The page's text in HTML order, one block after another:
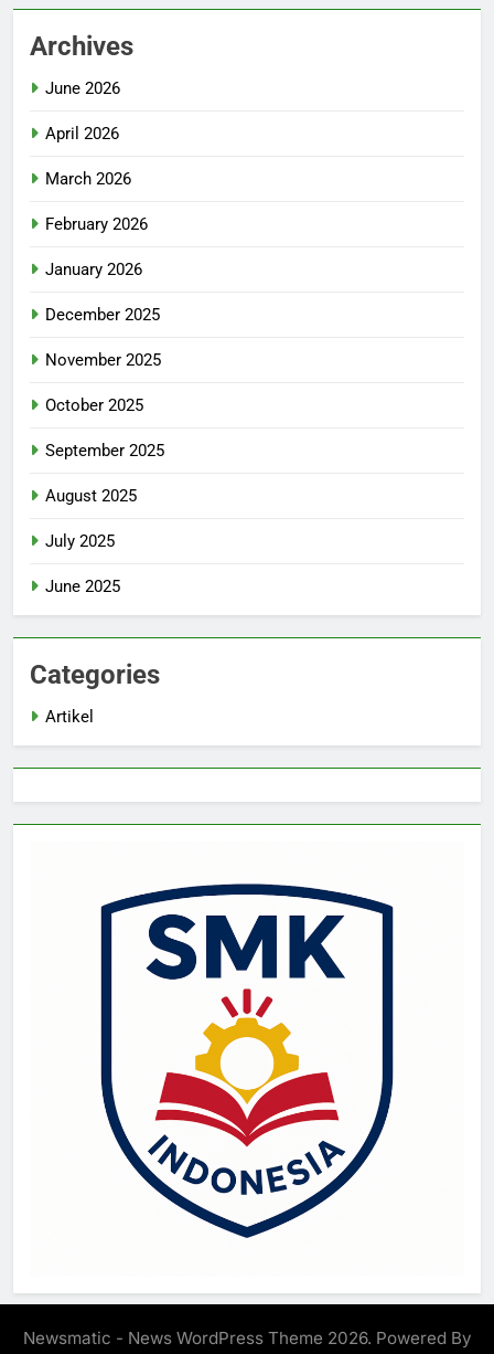
Archives
June 2026
April 2026
March 2026
February 2026
January 2026
December 2025
November 2025
October 2025
September 2025
August 2025
July 2025
June 2025
Categories
Artikel
Newsmatic - News WordPress Theme 2026. Powered By